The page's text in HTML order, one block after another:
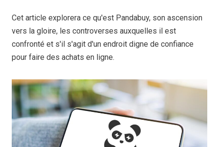
Cet article explorera ce qu'est Pandabuy, son ascension
vers la gloire, les controverses auxquelles il est
confronté et s'il s'agit d'un endroit digne de confiance
pour faire des achats en ligne.